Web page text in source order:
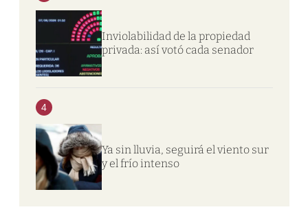
Inviolabilidad de la propiedad
privada: así votó cada senador
4
Ya sin lluvia, seguirá el viento sur
y el frío intenso